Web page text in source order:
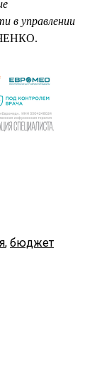
в управлении
, бюджет